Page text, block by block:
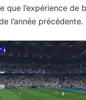
que l’expérience de
l’année précédente.